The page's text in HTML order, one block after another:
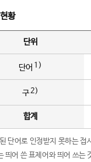
황
단위
단어 1)
구2)
합계
단어로 인정받지 못하는 접
띄어 쓴 표제어와 띄어 쓰는